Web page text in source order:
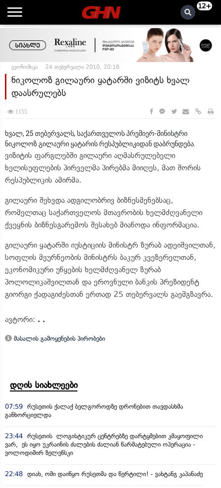
12+
ეკონომიკა 24 თებერვალი 2010, 20:16
ნიკოლოზ გილაური ყატარში ვიზიტს ხვალ
დაასრულებს
1155
ხვალ, 25 თებერვალს, საქართველოს პრემიერ-მინისტრი
ნიკოლოზ გილაური ყატარის რესპუბლიკიდან დაბრუნდება.
ვიზიტის ფარგლებში გილაური აღმასრულებელი
ხელისუფლების პირველმა პირებმა მიიღეს, მათ შორის
რესპუბლიკის ამირმა.
გილაური შეხვდა ადგილობრივ ბიზნესმენებსაც,
რომელთაც საქართველოს მთავრობის ხელმძღვანელი
ქვეყნის ბიზნესგარემოს შესახებ მიაწოდა ინფორმაცია.
გილაური ყატარში იუსტიციის მინისტრ ზურაბ ადეიშვილთან,
სოფლის მეურნეობის მინისტრს ბაკურ კვეზერელთან,
ეკონომიკური უწყების ხელმძღვანელ ზურაბ
პოლოლიკაშვილთან და ეროვნული ბანკის პრეზიდენტ
გიორგი ქადაგიძესთან ერთად 25 თებერვალს გაემგზავრა.
ავტორი: . .
მასალის გამოყენების პირობები
დღის სიახლეები
07:59 რუსეთის ქალაქ ბელგოროდზე დრონებით თავდასხმა
განხორციელდა
23:44 რუსეთის ლოგისტიკურ ცენტრებზე დარტყმებით კმაყოფილი
ვარ, ეს იყო უკრაინის ძალების ძალიან წარმატებული ოპერაცია -
ვოლოდიმირ ზელენსკი
22:48 დიახ, ომი დაიწყო რუსეთმა და წერტილი! - ვახტანგ კაპანაძე